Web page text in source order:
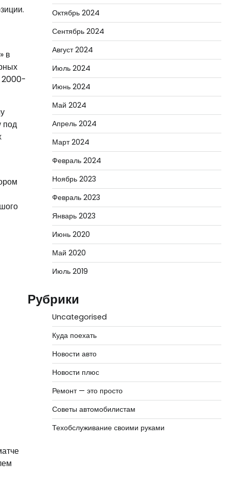
в
2000-
под
Октябрь 2024
Сентябрь 2024
Август 2024
Июль 2024
Июнь 2024
Май 2024
Апрель 2024
Март 2024
Февраль 2024
Ноябрь 2023
Февраль 2023
Январь 2023
Июнь 2020
Май 2020
Июль 2019
Рубрики
Uncategorised
Куда поехать
Новости авто
Новости плюс
Ремонт — это просто
Советы автомобилистам
Техобслуживание своими руками